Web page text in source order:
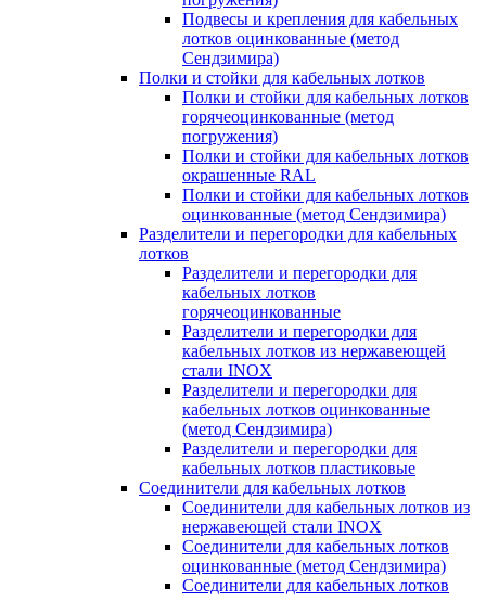
Подвесы и крепления для кабельных
лотков оцинкованные (метод
Сендзимира)
Полки и стойки для кабельных лотков
Полки и стойки для кабельных лотков
горячеоцинкованные (метод
погружения)
Полки и стойки для кабельных лотков
окрашенные RAL
Полки и стойки для кабельных лотков
оцинкованные (метод Сендзимира)
Разделители и перегородки для кабельных
лотков
Разделители и перегородки для
кабельных лотков
горячеоцинкованные
Разделители и перегородки для
кабельных лотков из нержавеющей
стали INOX
Разделители и перегородки для
кабельных лотков оцинкованные
(метод Сендзимира)
Разделители и перегородки для
кабельных лотков пластиковые
Соединители для кабельных лотков
Соединители для кабельных лотков из
нержавеющей стали INOX
Соединители для кабельных лотков
оцинкованные (метод Сендзимира)
Соединители для кабельных лотков